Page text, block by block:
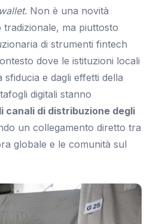
. Non è una novità
ma piuttosto
di strumenti fintech
dove le istituzioni locali
e dagli effetti della
digitali stanno
canali di distribuzione degli
un collegamento diretto tra
globale e le comunità sul